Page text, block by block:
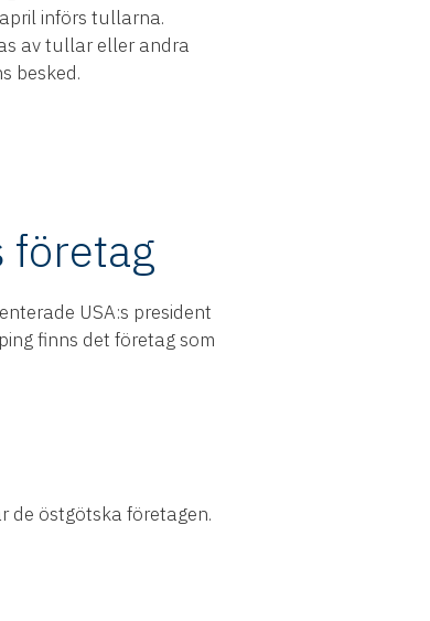
införs tullarna.
av tullar eller andra
besked.
företag
USA:s president
finns det företag som
de östgötska företagen.